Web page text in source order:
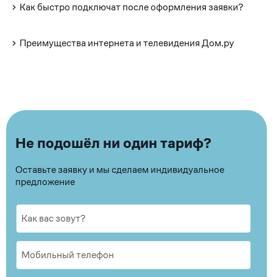
Как быстро подключат после оформления заявки?
Преимущества интернета и телевидения Дом.ру
Не подошёл ни один тариф?
Оставьте заявку и мы сделаем индивидуальное
предложение